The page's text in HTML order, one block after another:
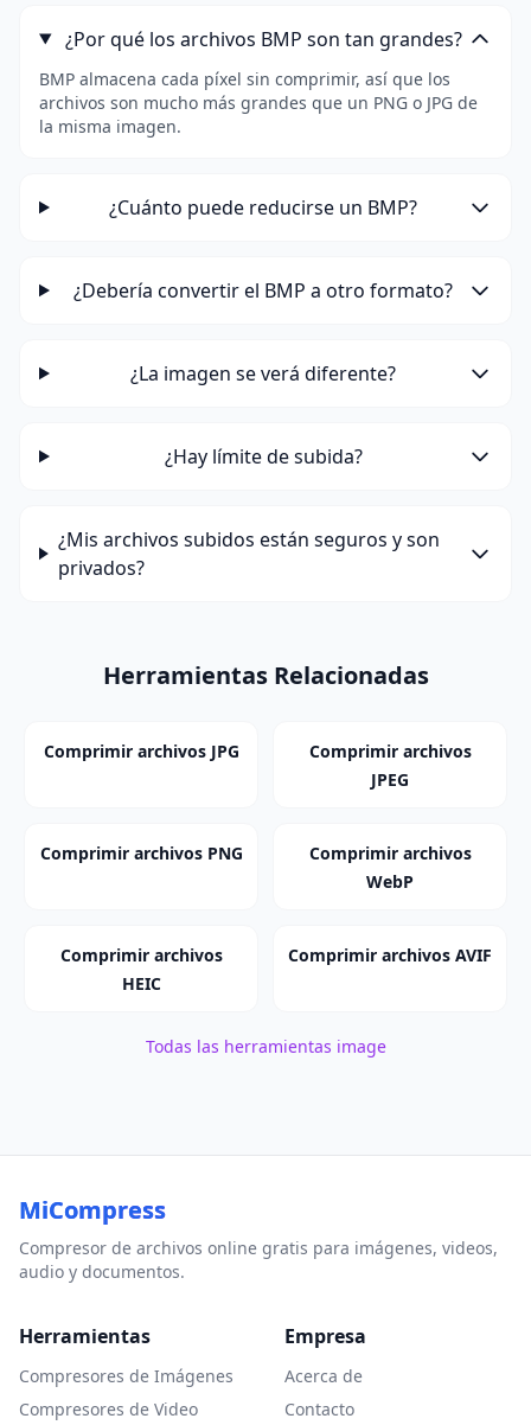
¿Por qué los archivos BMP son tan grandes?
BMP almacena cada píxel sin comprimir, así que los
archivos son mucho más grandes que un PNG o JPG de
la misma imagen.
¿Cuánto puede reducirse un BMP?
¿Debería convertir el BMP a otro formato?
¿La imagen se verá diferente?
¿Hay límite de subida?
¿Mis archivos subidos están seguros y son
privados?
Herramientas Relacionadas
Comprimir archivos JPG
Comprimir archivos
JPEG
Comprimir archivos PNG
Comprimir archivos
WebP
Comprimir archivos
HEIC
Comprimir archivos AVIF
Todas las herramientas image
MiCompress
Compresor de archivos online gratis para imágenes, videos,
audio y documentos.
Herramientas
Compresores de Imágenes
Compresores de Video
Empresa
Acerca de
Contacto